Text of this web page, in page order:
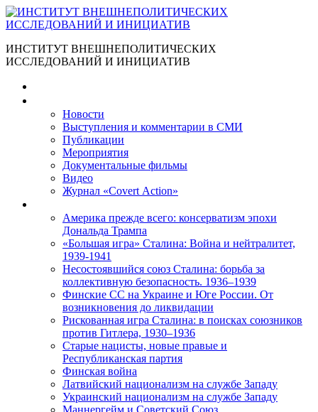
ИНСТИТУТ ВНЕШНЕПОЛИТИЧЕСКИХ
ИССЛЕДОВАНИЙ И ИНИЦИАТИВ
Новости
Выступления и коммента­рии в СМИ
Публикации
Мероприятия
Документальные фильмы
Видео
Журнал «Covert Action»
Америка прежде всего: консерватизм эпохи
Дональда Трампа
«Большая игра» Сталина: Война и нейтралитет,
1939-1941
Несостоявшийся союз Сталина: борьба за
коллективную безопасность. 1936–1939
Финские СС на Украине и Юге России. От
возникновения до ликвидации
Рискованная игра Сталина: в поисках союзников
против Гитлера, 1930–1936
Старые нацисты, новые правые и
Республиканская партия
Финская война
Латвийский национализм на службе Западу
Украинский национализм на службе Западу
Маннергейм и Советский Союз